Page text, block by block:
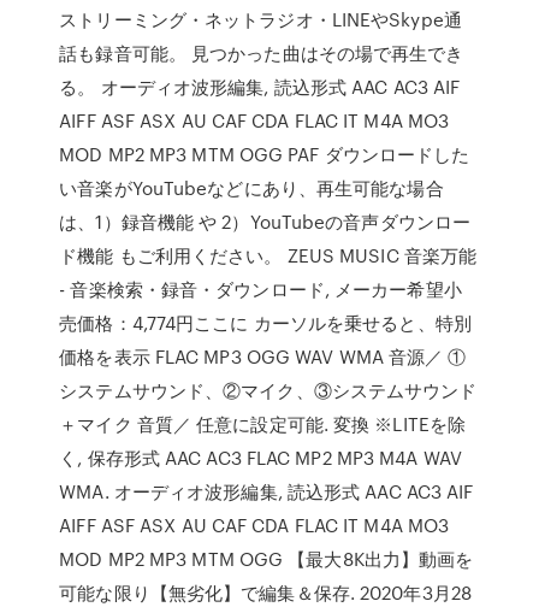
ストリーミング・ネットラジオ・LINEやSkype通
話も録音可能。 見つかった曲はその場で再生でき
る。 オーディオ波形編集, 読込形式 AAC AC3 AIF
AIFF ASF ASX AU CAF CDA FLAC IT M4A MO3
MOD MP2 MP3 MTM OGG PAF ダウンロードした
い音楽がYouTubeなどにあり、再生可能な場合
は、1）録音機能 や 2）YouTubeの音声ダウンロー
ド機能 もご利用ください。 ZEUS MUSIC 音楽万能
- 音楽検索・録音・ダウンロード, メーカー希望小
売価格：4,774円ここに カーソルを乗せると、特別
価格を表示 FLAC MP3 OGG WAV WMA 音源／ ①
システムサウンド、②マイク、③システムサウンド
＋マイク 音質／ 任意に設定可能. 変換 ※LITEを除
く, 保存形式 AAC AC3 FLAC MP2 MP3 M4A WAV
WMA. オーディオ波形編集, 読込形式 AAC AC3 AIF
AIFF ASF ASX AU CAF CDA FLAC IT M4A MO3
MOD MP2 MP3 MTM OGG 【最大8K出力】動画を
可能な限り【無劣化】で編集＆保存. 2020年3月28